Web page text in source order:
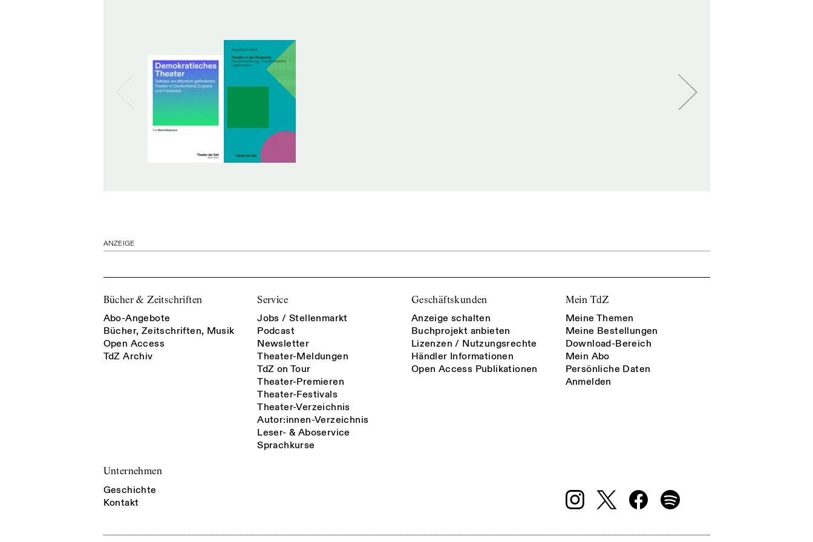
ANZEIGE
Bücher & Zeitschriften
Abo-Angebote
Bücher, Zeitschriften, Musik
Open Access
TdZ Archiv
Service
Jobs / Stellenmarkt
Podcast
Newsletter
Theater-Meldungen
TdZ on Tour
Theater-Premieren
Theater-Festivals
Theater-Verzeichnis
Autor:innen-Verzeichnis
Leser- & Aboservice
Sprachkurse
Geschäftskunden
Anzeige schalten
Buchprojekt anbieten
Lizenzen / Nutzungsrechte
Händler Informationen
Open Access Publikationen
Mein TdZ
Meine Themen
Meine Bestellungen
Download-Bereich
Mein Abo
Persönliche Daten
Anmelden
Unternehmen
Geschichte
Kontakt